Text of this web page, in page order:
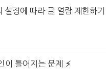
정에 따라 글 열람 제한하기
틀어지는 문제